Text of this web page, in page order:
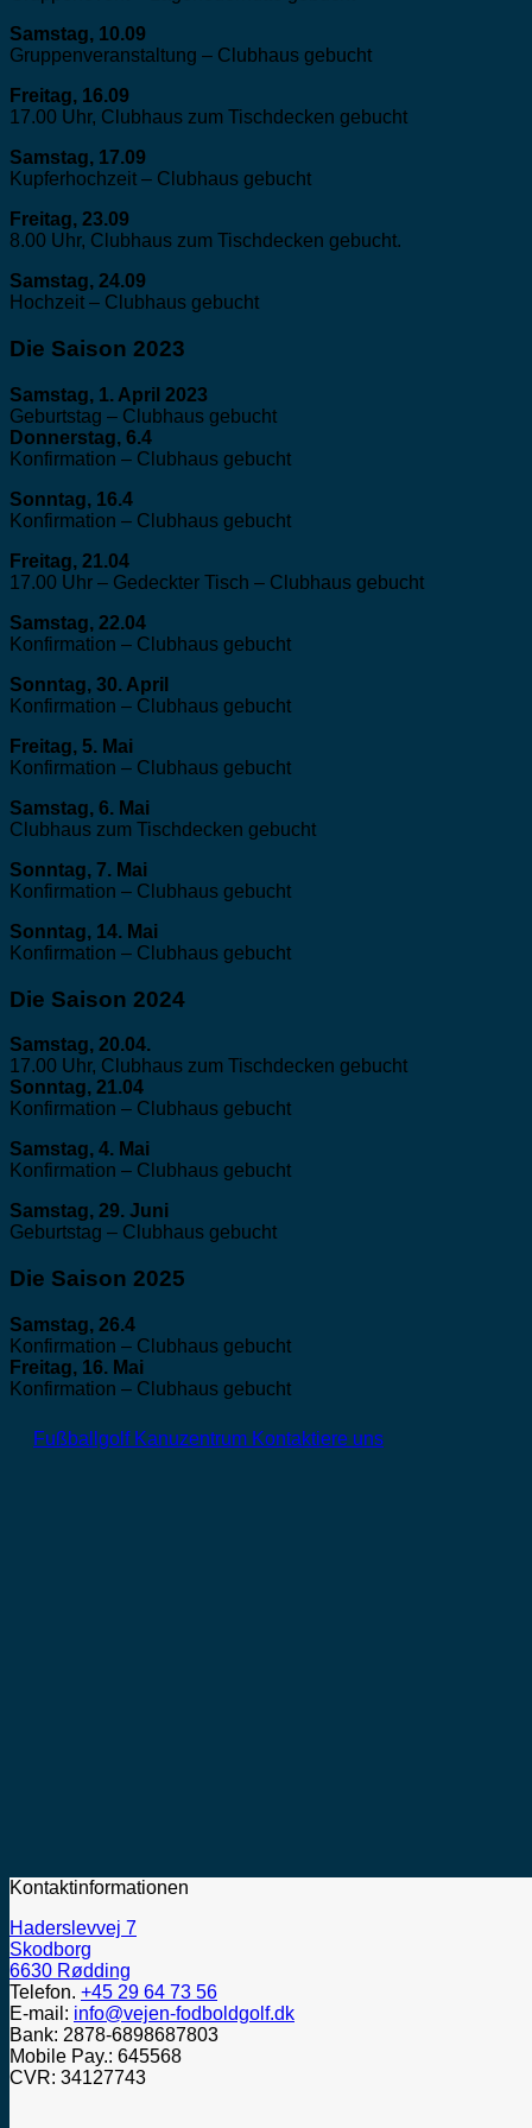
Samstag, 10.09
Gruppenveranstaltung – Clubhaus gebucht
Freitag, 16.09
17.00 Uhr, Clubhaus zum Tischdecken gebucht
Samstag, 17.09
Kupferhochzeit – Clubhaus gebucht
Freitag, 23.09
8.00 Uhr, Clubhaus zum Tischdecken gebucht.
Samstag, 24.09
Hochzeit – Clubhaus gebucht
Die Saison 2023
Samstag, 1. April 2023
Geburtstag – Clubhaus gebucht
Donnerstag, 6.4
Konfirmation – Clubhaus gebucht
Sonntag, 16.4
Konfirmation – Clubhaus gebucht
Freitag, 21.04
17.00 Uhr – Gedeckter Tisch – Clubhaus gebucht
Samstag, 22.04
Konfirmation – Clubhaus gebucht
Sonntag, 30. April
Konfirmation – Clubhaus gebucht
Freitag, 5. Mai
Konfirmation – Clubhaus gebucht
Samstag, 6. Mai
Clubhaus zum Tischdecken gebucht
Sonntag, 7. Mai
Konfirmation – Clubhaus gebucht
Sonntag, 14. Mai
Konfirmation – Clubhaus gebucht
Die Saison 2024
Samstag, 20.04.
17.00 Uhr, Clubhaus zum Tischdecken gebucht
Sonntag, 21.04
Konfirmation – Clubhaus gebucht
Samstag, 4. Mai
Konfirmation – Clubhaus gebucht
Samstag, 29. Juni
Geburtstag – Clubhaus gebucht
Die Saison 2025
Samstag, 26.4
Konfirmation – Clubhaus gebucht
Freitag, 16. Mai
Konfirmation – Clubhaus gebucht
Fußballgolf Kanuzentrum Kontaktiere uns
Kontaktinformationen
Haderslevvej 7
Skodborg
6630 Rødding
Telefon. +45 29 64 73 56
E-mail: info@vejen-fodboldgolf.dk
Bank: 2878-6898687803
Mobile Pay.: 645568
CVR: 34127743